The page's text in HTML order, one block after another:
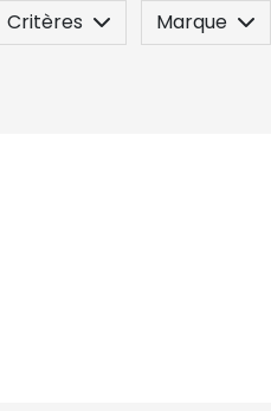
Critères Marque